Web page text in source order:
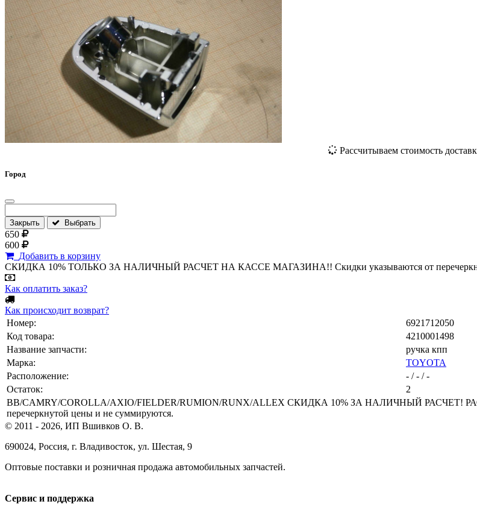
Рассчитываем стоимость
Город
Закрыть Выбрать
650
600
Добавить в корзину
СКИДКА 10% ТОЛЬКО ЗА НАЛИЧНЫЙ РАСЧЕТ НА КАССЕ МАГАЗИНА!! Скидки указываются от
Как оплатить заказ?
Как происходит возврат?
Номер:
6921712050
Код товара:
4210001498
Название запчасти:
ручка кпп
Марка:
TOYOTA
Расположение:
- / - / -
Остаток:
2
BB/CAMRY/COROLLA/AXIO/FIELDER/RUMION/RUNX/ALLEX СКИДКА 10% ЗА НАЛИЧНЫЙ
перечеркнутой цены и не суммируются.
© 2011 - 2026, ИП Вшивков О. В.
690024, Россия, г. Владивосток, ул. Шестая, 9
Оптовые поставки и розничная продажа автомобильных запчастей.
Сервис и поддержка